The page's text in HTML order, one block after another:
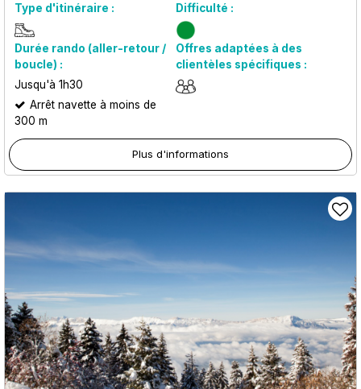
Type d'itinéraire : Difficulté :
Durée rando (aller-retour /
boucle) :
Jusqu'à 1h30
Offres adaptées à des
clientèles spécifiques :
Arrêt navette à moins de
300 m
Plus d'informations